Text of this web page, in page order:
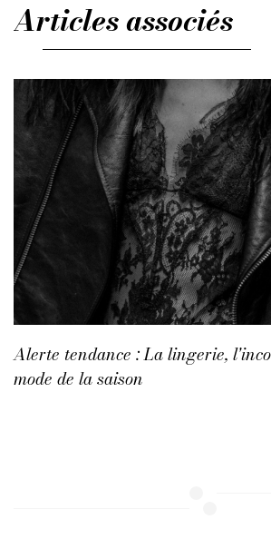
Articles associés
Alerte tendance : La lingerie,
mode de la saison